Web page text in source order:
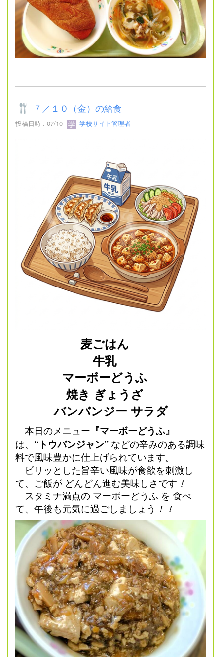
７／１０（金）の給食
投稿日時 : 07/10 学校サイト管理者
麦ごはん
牛乳
マーボーどうふ
焼き ぎょうざ
バンバンジー サラダ
本日のメニュー 『マーボーどうふ』
は、 “トウバンジャン” などの辛みのある調味
料で風味豊かに仕上げられています。
ピリッとした旨辛い風味が食欲を刺激し
て、ご飯が どんどん進む美味しさです ！
スタミナ満点の マーボーどうふ を 食べ
て、午後も元気に過ごしましょう ！！